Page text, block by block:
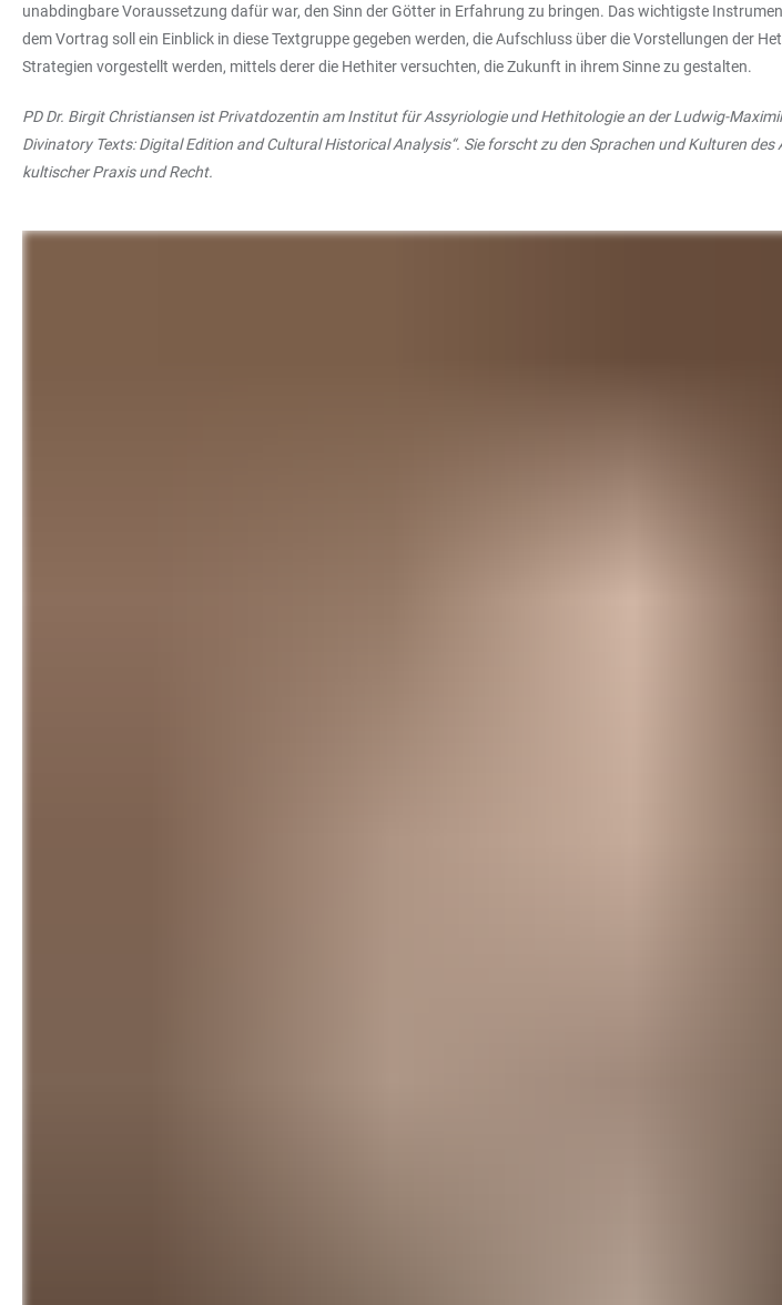
unabdingbare Voraussetzung dafür war, den Sinn der Götter in Erfahrung zu bringen. Das wichtigste
dem Vortrag soll ein Einblick in diese Textgruppe gegeben werden, die Aufschluss über die Vorstellungen der
Strategien vorgestellt werden, mittels derer die Hethiter versuchten, die Zukunft in ihrem Sinne zu gestalten.
PD Dr. Birgit Christiansen ist Privatdozentin am Institut für Assyriologie und Hethitologie an der Ludwig-
Divinatory Texts: Digital Edition and Cultural Historical Analysis“. Sie forscht zu den Sprachen und Kulturen
kultischer Praxis und Recht.